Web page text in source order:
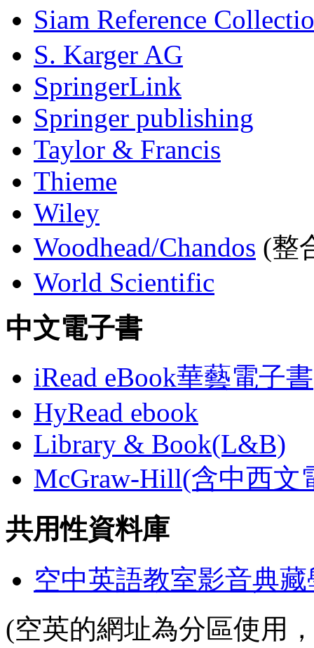
Siam Reference
S. Karger AG
SpringerLink
Springer publishing
Taylor & Francis
Thieme
Wiley
Woodhead/Chandos (整
World Scientific
中文電子書
iRead eBook華藝電子書
HyRead ebook
Library & Book(L&B)
McGraw-Hill(含中西文
共用性資料庫
空中英語教室影音典
(空英的網址為分區使用